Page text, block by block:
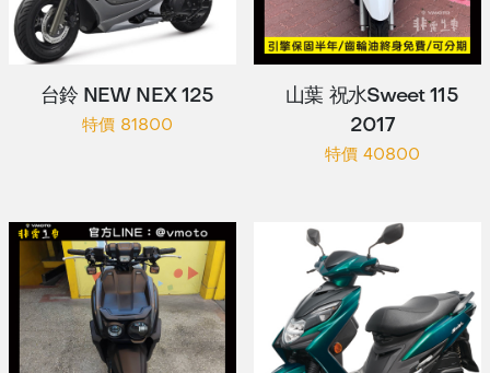
台鈴 NEW NEX 125
特價 81800
山葉 祝水Sweet 115
2017
特價 40800